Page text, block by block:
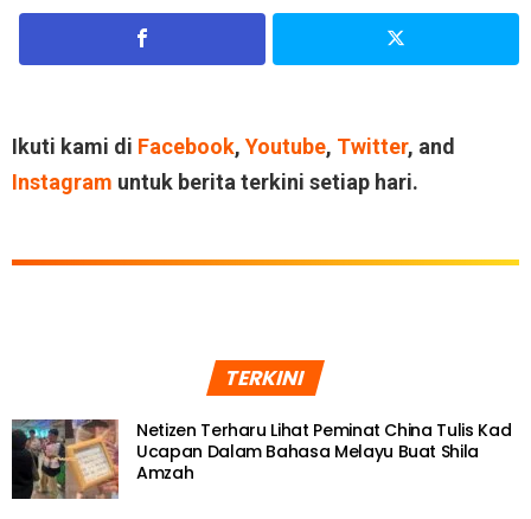
Ikuti kami di Facebook, Youtube, Twitter, and
Instagram untuk berita terkini setiap hari.
TERKINI
Netizen Terharu Lihat Peminat China Tulis Kad
Ucapan Dalam Bahasa Melayu Buat Shila
Amzah